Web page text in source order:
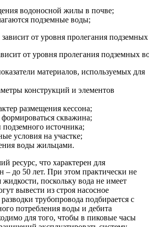
водоносной жилы в почве;
подземные воды;
от уровня пролегания подземных
материалов, используемых для
конструкций и элементов
размещения кессона;
формироваться скважина;
подземного источника;
условия на участке;
воды жильцами.
ресурс, что характерен для
– до 50 лет. При этом практически не
жидкости, поскольку вода не имеет
вывести из строя насосное
трубопровода подбирается с
потребления воды и дебита
для того, чтобы в пиковые часы